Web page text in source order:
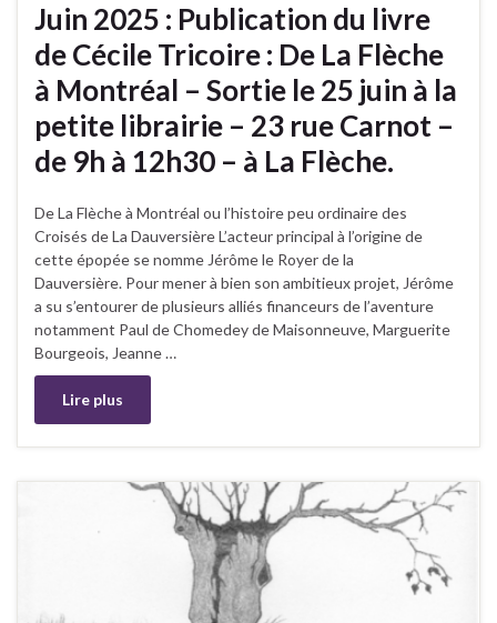
Juin 2025 : Publication du livre
de Cécile Tricoire : De La Flèche
à Montréal – Sortie le 25 juin à la
petite librairie – 23 rue Carnot –
de 9h à 12h30 – à La Flèche.
De La Flèche à Montréal ou l’histoire peu ordinaire des
Croisés de La Dauversière L’acteur principal à l’origine de
cette épopée se nomme Jérôme le Royer de la
Dauversière. Pour mener à bien son ambitieux projet, Jérôme
a su s’entourer de plusieurs alliés financeurs de l’aventure
notamment Paul de Chomedey de Maisonneuve, Marguerite
Bourgeois, Jeanne …
Lire plus